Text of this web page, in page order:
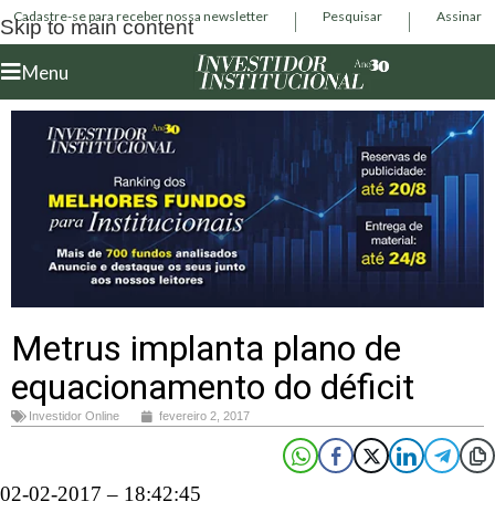
Skip to main content
Cadastre-se para receber nossa newsletter Pesquisar Assinar
Menu
Metrus implanta plano de
equacionamento do déficit
Investidor Online fevereiro 2, 2017
02-02-2017 – 18:42:45